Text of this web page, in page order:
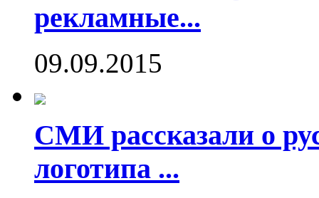
рекламные...
09.09.2015
СМИ рассказали о
логотипа ...